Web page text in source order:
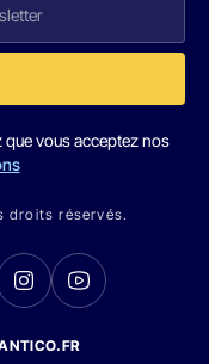
vous acceptez nos
droits réservés.